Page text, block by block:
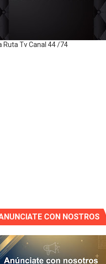
Ruta Tv Canal 44 /74
CON NOSTROS